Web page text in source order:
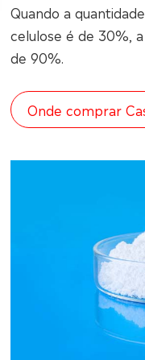
Quando a
celulose é de 30%,
de 90%.
Onde comprar